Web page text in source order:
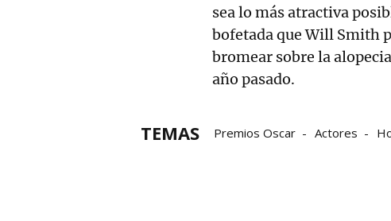
sea lo más atractiva
bofetada que Will Smith
bromear sobre la
año pasado.
TEMAS Premios Oscar Actores